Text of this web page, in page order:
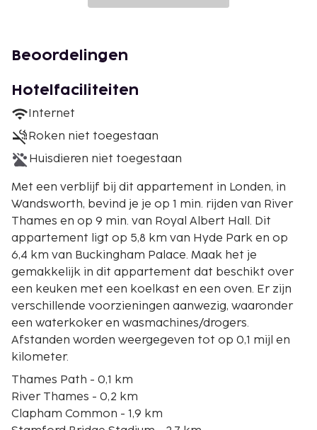
Beoordelingen
Hotelfaciliteiten
Internet
Roken niet toegestaan
Huisdieren niet toegestaan
Met een verblijf bij dit appartement in Londen, in
Wandsworth, bevind je je op 1 min. rijden van River
Thames en op 9 min. van Royal Albert Hall. Dit
appartement ligt op 5,8 km van Hyde Park en op
6,4 km van Buckingham Palace. Maak het je
gemakkelijk in dit appartement dat beschikt over
een keuken met een koelkast en een oven. Er zijn
verschillende voorzieningen aanwezig, waaronder
een waterkoker en wasmachines/drogers.
Afstanden worden weergegeven tot op 0,1 mijl en
kilometer.
Thames Path - 0,1 km
River Thames - 0,2 km
Clapham Common - 1,9 km